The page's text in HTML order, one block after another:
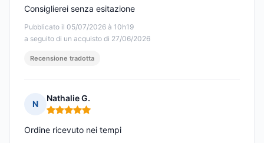
Pubblicato il 05/07/2026 à 10h19
a seguito di un acquisto di 27/06/2026
Consiglierei senza esitazione
Recensione tradotta
N
Nathalie G.
Nota: 5 su 5
Ordine ricevuto nei tempi